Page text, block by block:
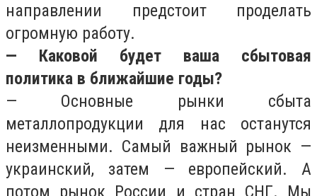
направлении предстоит проделать
огромную работу.
— Каковой будет ваша сбытовая
политика в ближайшие годы?
— Основные рынки сбыта
металлопродукции для нас останутся
неизменными. Самый важный рынок —
украинский, затем — европейский. А
потом рынок России и стран СНГ. Мы